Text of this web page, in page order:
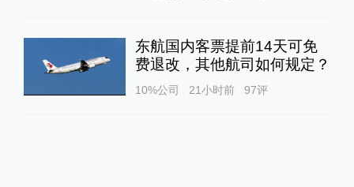
东航国内客票提前14天可免
费退改，其他航司如何规定？
10%公司 21小时前 97评